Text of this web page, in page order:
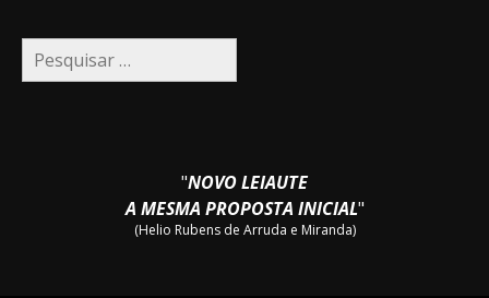
Pesquisar
por:
"NOVO LEIAUTE
A MESMA PROPOSTA INICIAL"
(Helio Rubens de Arruda e Miranda)